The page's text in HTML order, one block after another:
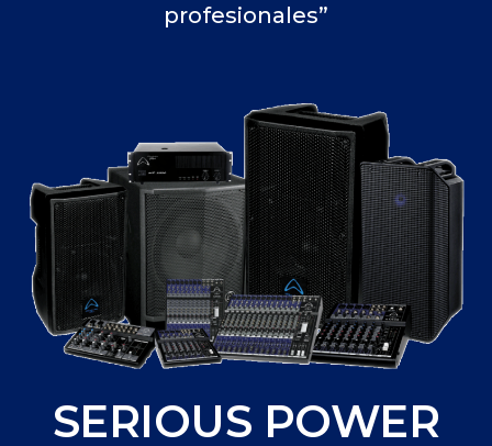
profesionales”
SERIOUS POWER